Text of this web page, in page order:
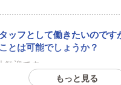
ッフとして働きたいのです
とは可能でしょうか？
歓迎です。
て活躍されることも期待しま
もっと見る